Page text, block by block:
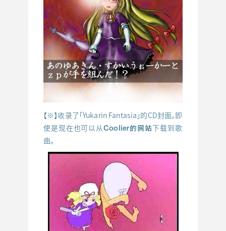
【※】收录了「Yukarin Fantasia」的CD封面。即
使是现在也可以从Coolier的网站下载到歌
曲。